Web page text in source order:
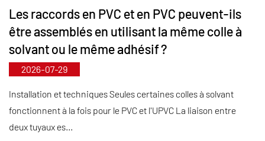
comblant ainsi les lacunes du marché et
maintenant notre avantage concurrentiel dans
l'industrie.
Guidé par le principe « Axé sur la technologie et en
phase avec son temps », Kaixin alloue près de 10
millions de RMB par an à la R&D. Nous garantissons
une qualité de produit supérieure grâce à une
Les raccords en PVC et en PVC peuvent-ils
être assemblés en utilisant la même colle à
solvant ou le même adhésif ?
2026-07-29
Installation et techniques Seules certaines colles à solvant
fonctionnent à la fois pour le PVC et l'UPVC La liaison entre
deux tuyaux es...